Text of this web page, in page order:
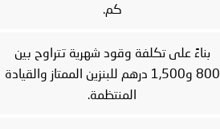
كم.
بناءً على تكلفة وقود شهرية تتراوح بين
800 و1,500 درهم للبنزين الممتاز والقيادة
المنتظمة.